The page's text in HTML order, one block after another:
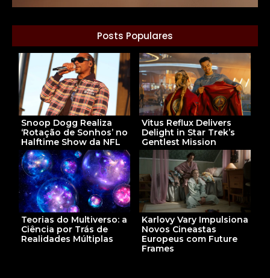
Posts Populares
Snoop Dogg Realiza
‘Rotação de Sonhos’ no
Halftime Show da NFL
Vitus Reflux Delivers
Delight in Star Trek’s
Gentlest Mission
Teorias do Multiverso: a
Ciência por Trás de
Realidades Múltiplas
Karlovy Vary Impulsiona
Novos Cineastas
Europeus com Future
Frames